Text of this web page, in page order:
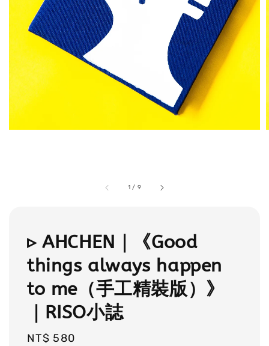
1 / 9
▹ AHCHEN｜《Good
things always happen
to me（手工精裝版）》
｜RISO小誌
Regular
NT$ 580